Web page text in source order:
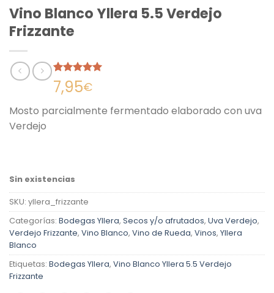
Vino Blanco Yllera 5.5 Verdejo
Frizzante
Valorado
con5.00
base a
3
7,95€
Mosto parcialmente fermentado elaborado con uva
Verdejo
Sin existencias
SKU: yllera_frizzante
Categorías: Bodegas Yllera, Secos y/o afrutados, Uva Verdejo,
Verdejo Frizzante, Vino Blanco, Vino de Rueda, Vinos, Yllera
Blanco
Etiquetas: Bodegas Yllera, Vino Blanco Yllera 5.5 Verdejo
Frizzante